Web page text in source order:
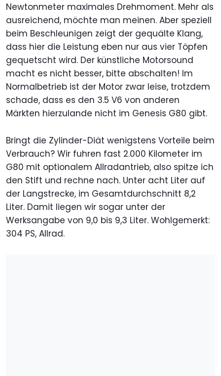
Newtonmeter maximales Drehmoment. Mehr als
ausreichend, möchte man meinen. Aber speziell
beim Beschleunigen zeigt der gequälte Klang,
dass hier die Leistung eben nur aus vier Töpfen
gequetscht wird. Der künstliche Motorsound
macht es nicht besser, bitte abschalten! Im
Normalbetrieb ist der Motor zwar leise, trotzdem
schade, dass es den 3.5 V6 von anderen
Märkten hierzulande nicht im Genesis G80 gibt.
Bringt die Zylinder-Diät wenigstens Vorteile beim
Verbrauch? Wir fuhren fast 2.000 Kilometer im
G80 mit optionalem Allradantrieb, also spitze ich
den Stift und rechne nach. Unter acht Liter auf
der Langstrecke, im Gesamtdurchschnitt 8,2
Liter. Damit liegen wir sogar unter der
Werksangabe von 9,0 bis 9,3 Liter. Wohlgemerkt:
304 PS, Allrad.